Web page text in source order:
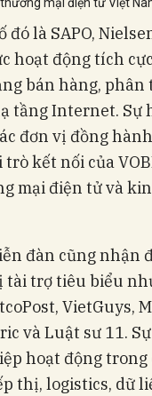
là SAPO,
hoạt động tích
bán hàng, phân
tầng Internet. Sự
đơn vị đồng
kết nối của
mại điện tử và
đàn cũng nhận
trợ tiêu biểu
VietGuys,
và Luật sư 11.
hoạt động
thị, logistics, dữ